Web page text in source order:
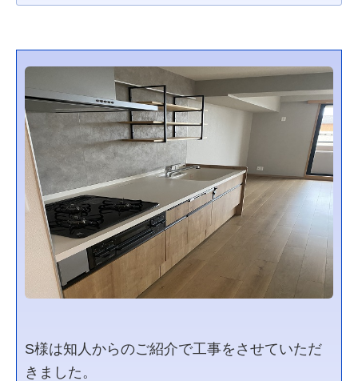
S様は知人からのご紹介で工事をさせていただ
きました。